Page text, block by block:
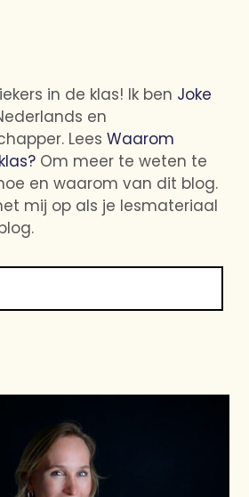
in de klas! Ik ben Joke
en
LeesWaarom
Om meer te weten te
en waarom van dit blog.
mij op als je lesmateriaal